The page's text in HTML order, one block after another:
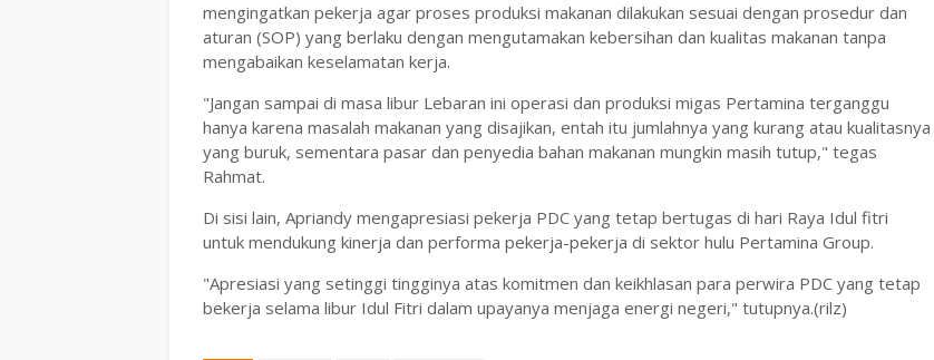
mengingatkan pekerja agar proses produksi makanan dilakukan sesuai dengan prosedur dan
aturan (SOP) yang berlaku dengan mengutamakan kebersihan dan kualitas makanan tanpa
mengabaikan keselamatan kerja.
"Jangan sampai di masa libur Lebaran ini operasi dan produksi migas Pertamina terganggu
hanya karena masalah makanan yang disajikan, entah itu jumlahnya yang kurang atau kualitasnya
yang buruk, sementara pasar dan penyedia bahan makanan mungkin masih tutup," tegas
Rahmat.
Di sisi lain, Apriandy mengapresiasi pekerja PDC yang tetap bertugas di hari Raya Idul fitri
untuk mendukung kinerja dan performa pekerja-pekerja di sektor hulu Pertamina Group.
"Apresiasi yang setinggi tingginya atas komitmen dan keikhlasan para perwira PDC yang tetap
bekerja selama libur Idul Fitri dalam upayanya menjaga energi negeri," tutupnya.(rilz)